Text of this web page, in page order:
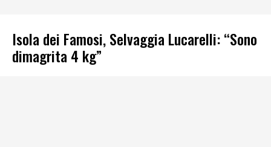
Isola dei Famosi, Selvaggia Lucarelli: “Sono
dimagrita 4 kg”